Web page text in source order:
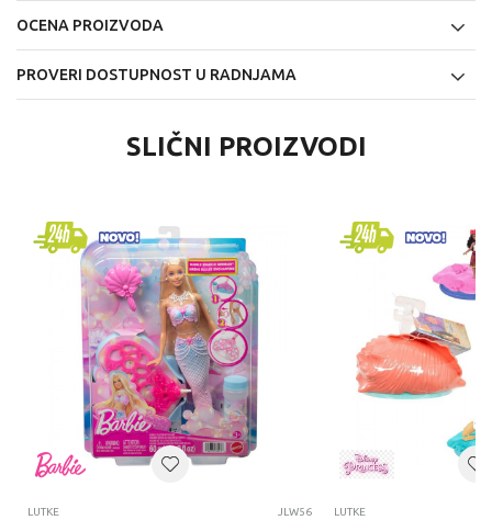
OCENA PROIZVODA
PROVERI DOSTUPNOST U RADNJAMA
SLIČNI PROIZVODI
LUTKE JLW56 LUTKE